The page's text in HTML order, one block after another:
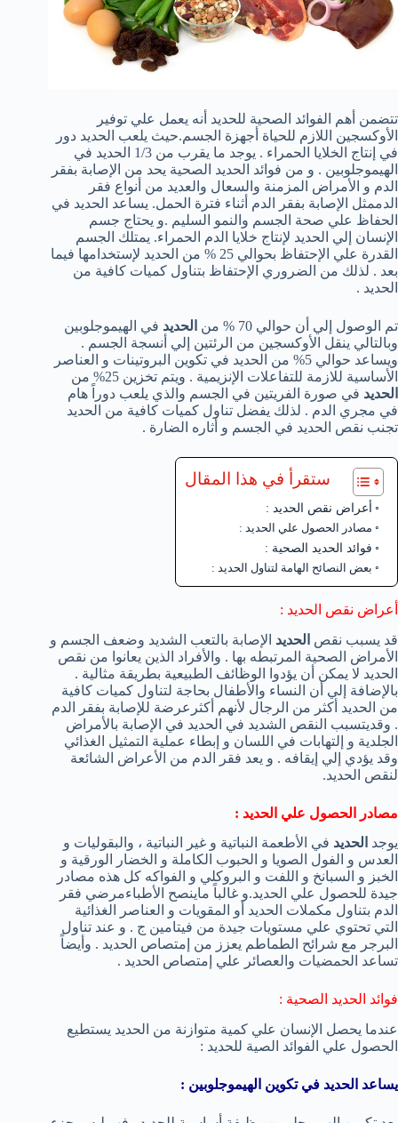
تتضمن أهم الفوائد الصحية للحديد أنه يعمل علي توفير
الأوكسجين اللازم للحياة أجهزة الجسم.حيث يلعب الحديد دور
في إنتاج الخلايا الحمراء . يوجد ما يقرب من 1/3 الحديد في
الهيموجلوبين . و من فوائد الحديد الصحية يحد من الإصابة بفقر
الدم و الأمراض المزمنة والسعال والعديد من أنواع فقر
الدممثل الإصابة بفقر الدم أثناء فترة الحمل. يساعد الحديد في
الحفاظ علي صحة الجسم والنمو السليم .و يحتاج جسم
الإنسان إلي الحديد لإنتاج خلايا الدم الحمراء. يمتلك الجسم
القدرة علي الإحتفاظ بحوالي 25 % من الحديد لإستخدامها فيما
بعد . لذلك من الضروري الإحتفاظ بتناول كميات كافية من
الحديد .
تم الوصول إلي أن حوالي 70 % من الحديد في الهيموجلوبين
وبالتالي ينقل الأوكسجين من الرئتين إلي أنسجة الجسم .
ويساعد حوالي 5% من الحديد في تكوين البروتينات و العناصر
الأساسية للازمة للتفاعلات الإنزيمية . ويتم تخزين 25% من
الحديد في صورة الفريتين في الجسم والذي يلعب دوراً هام
في مجري الدم . لذلك يفضل تناول كميات كافية من الحديد
تجنب نقص الحديد في الجسم و أثاره الضارة .
ستقرأ في هذا المقال
أعراض نقص الحديد :
مصادر الحصول علي الحديد :
فوائد الحديد الصحية :
بعض النصائح الهامة لتناول الحديد :
أعراض نقص الحديد :
قد يسبب نقص الحديد الإصابة بالتعب الشديد وضعف الجسم و
الأمراض الصحية المرتبطه بها . والأفراد الذين يعانوا من نقص
الحديد لا يمكن أن يؤدوا الوظائف الطبيعية بطريقة مثالية .
بالإضافة إلي أن النساء والأطفال بحاجة لتناول كميات كافية
من الحديد أكثر من الرجال لأنهم أكثرعرضة للإصابة بفقر الدم
. وقديتسبب النقص الشديد في الحديد في الإصابة بالأمراض
الجلدية و إلتهابات في اللسان و إبطاء عملية التمثيل الغذائي
وقد يؤدي إلي إيقافه . و يعد فقر الدم من الأعراض الشائعة
لنقص الحديد.
مصادر الحصول علي الحديد :
يوجد الحديد في الأطعمة النباتية و غير النباتية ، والبقوليات و
العدس و الفول الصويا و الحبوب الكاملة و الخضار الورقية و
الخبز و السبانخ و اللفت و البروكلي و الفواكه كل هذه مصادر
جيدة للحصول علي الحديد.و غالباً ماينصح الأطباءمرضي فقر
الدم بتناول مكملات الحديد أو المقويات و العناصر الغذائية
التي تحتوي علي مستويات جيدة من فيتامين ج . و عند تناول
البرجر مع شرائح الطماطم يعزز من إمتصاص الحديد . وأيضاً
تساعد الحمضيات والعصائر علي إمتصاص الحديد .
فوائد الحديد الصحية :
عندما يحصل الإنسان علي كمية متوازنة من الحديد يستطيع
الحصول علي الفوائد الصية للحديد :
يساعد الحديد في تكوين الهيموجلوبين :